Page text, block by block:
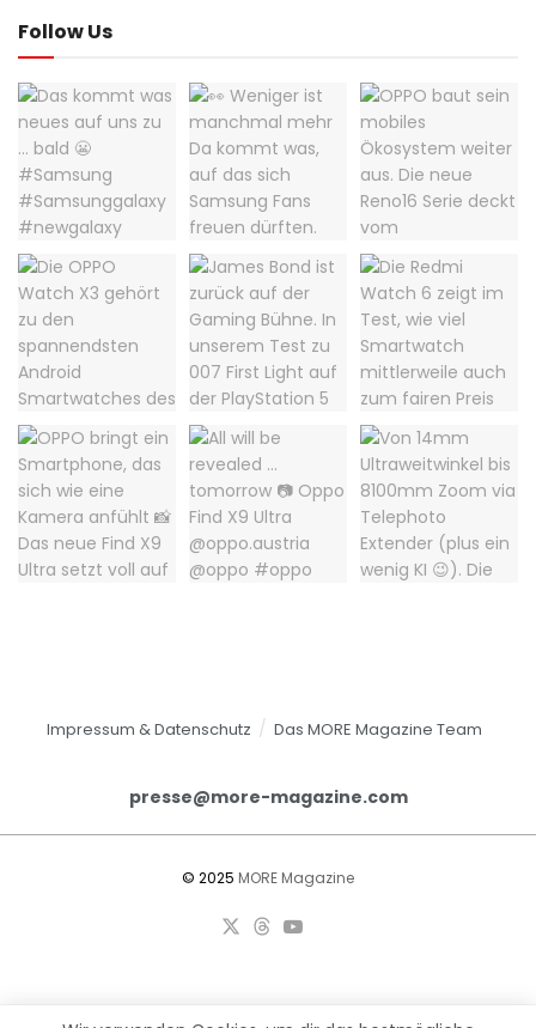
Follow Us
Impressum & Datenschutz Das MORE Magazine Team
presse@more-magazine.com
© 2025 MORE Magazine